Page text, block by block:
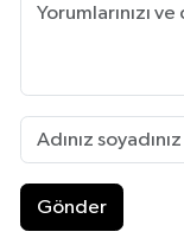
Gönder